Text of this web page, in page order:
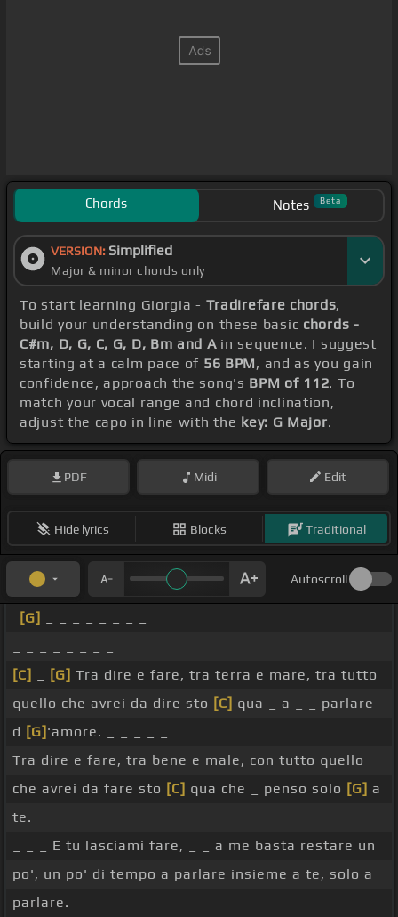
Chords Notes Beta
VERSION: Simplified
Major & minor chords only
To start learning Giorgia - Tradirefare chords,
build your understanding on these basic chords -
C#m, D, G, C, G, D, Bm and Ain sequence. I suggest
starting at a calm pace of 56 BPM, and as you gain
confidence, approach the song's BPM of 112. To
match your vocal range and chord inclination,
adjust the capo in line with the key: G Major.
PDF Midi Edit
Hide lyrics Blocks Traditional
Autoscroll
[G]
[C]
[G] Tra dire e fare, tra terra e mare, tra tutto
quello che avrei da dire sto [C] qua _ a _ _ parlare
d [G] 'amore. _ _ _ _ _
Tra dire e fare, tra bene e male, con tutto quello
che avrei da fare sto [C] qua che _ penso solo [G] a
te.
_ _ _ E tu lasciami fare, _ _ a me basta restare un
po', un po' di tempo a parlare insieme a te, solo a
parlare.